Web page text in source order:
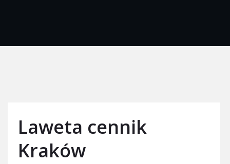
Laweta cennik
Kraków